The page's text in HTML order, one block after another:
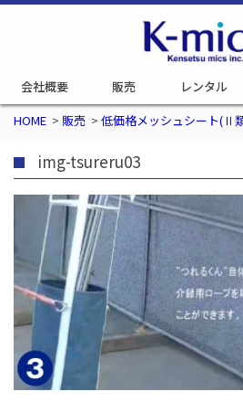
会社概要 販売 レンタル
HOME > 販売 > 低価格メッシュシート(Ⅱ
img-tsureru03